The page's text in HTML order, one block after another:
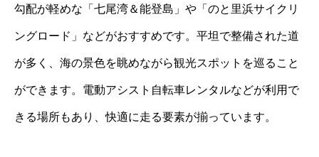
勾配が軽めな「七尾湾＆能登島」や「のと里浜サイクリ
ングロード」などがおすすめです。平坦で整備された道
が多く、海の景色を眺めながら観光スポットを巡ること
ができます。電動アシスト自転車レンタルなどが利用で
きる場所もあり、快適に走る要素が揃っています。